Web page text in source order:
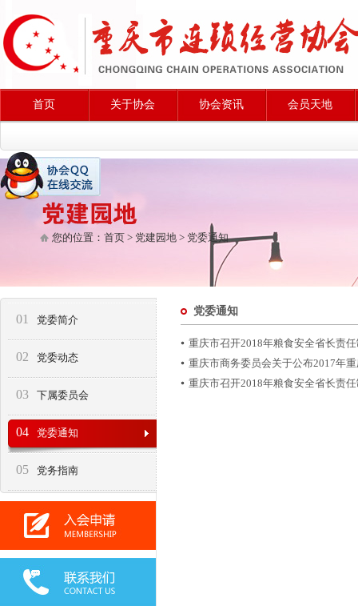
首页 关于协会 协会资讯 会员天地
您的位置： 首页 > 党建园地 > 党委通知
01 党委简介
02 党委动态
03 下属委员会
04 党委通知
05 党务指南
党委通知
重庆市召开2018年粮食安全省长责
重庆市商务委员会关于公布2017年
重庆市召开2018年粮食安全省长责